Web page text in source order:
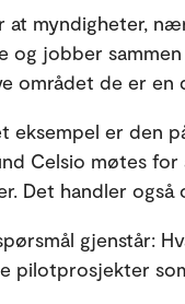
at myndigheter,
og jobber
området de er en
eksempel er den
Celsio møtes
Det handler
gjenstår:
pilotprosjekter